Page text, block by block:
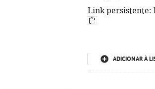
Link persistente:
ADICIONAR À